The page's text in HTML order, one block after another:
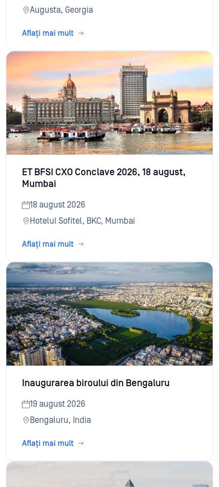
Augusta, Georgia
Aflați mai mult
ET BFSI CXO Conclave 2026, 18 august,
Mumbai
18 august 2026
Hotelul Sofitel, BKC, Mumbai
Aflați mai mult
Inaugurarea biroului din Bengaluru
19 august 2026
Bengaluru, India
Aflați mai mult